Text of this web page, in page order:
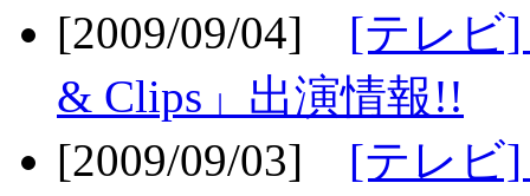
[2009/09/04] [テレビ]
& Clips」出演情報!!
[2009/09/03] [テレビ